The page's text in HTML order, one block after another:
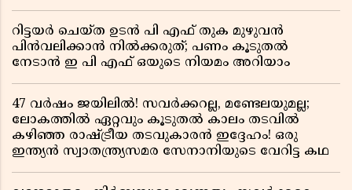
റിട്ടയർ ചെയ്ത ഉടൻ പി എഫ് തുക മുഴുവൻ
പിൻവലിക്കാൻ നിൽക്കരുത്; പണം കൂടുതൽ
നേടാൻ ഇ പി എഫ് ഒയുടെ നിയമം അറിയാം
47 വർഷം ജയിലിൽ! സവർക്കറല്ല, മണ്ടേലയുമല്ല;
ലോകത്തിൽ ഏറ്റവും കൂടുതൽ കാലം തടവിൽ
കഴിഞ്ഞ രാഷ്ട്രീയ തടവുകാരൻ ഇദ്ദേഹം! ഒരു
ഇന്ത്യൻ സ്വാതന്ത്ര്യസമര സേനാനിയുടെ വേറിട്ട കഥ